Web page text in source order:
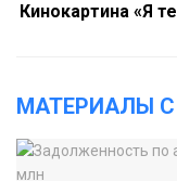
Кинокартина «Я
МАТЕРИАЛЫ